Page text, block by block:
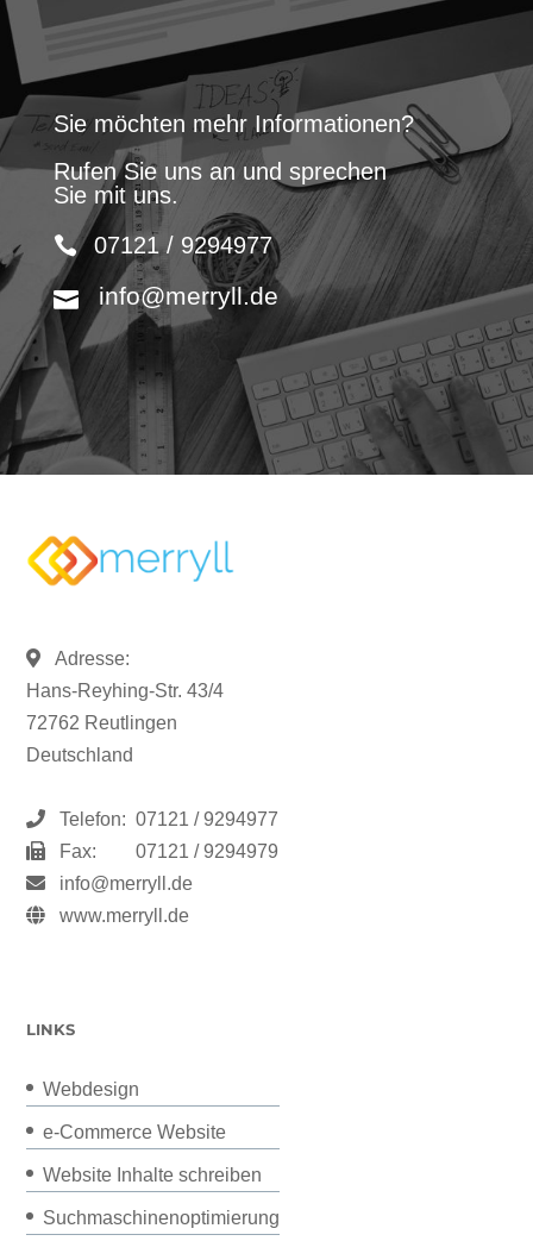
Sie möchten mehr Informationen?
Rufen Sie uns an und sprechen
Sie mit uns.
07121 / 9294977
info@merryll.de
Adresse:
Hans-Reyhing-Str. 43/4
72762 Reutlingen
Deutschland
Telefon: 07121 / 9294977
Fax:
07121 / 9294979
info@merryll.de
www.merryll.de
LINKS
Webdesign
e-Commerce Website
Website Inhalte schreiben
Suchmaschinenoptimierung